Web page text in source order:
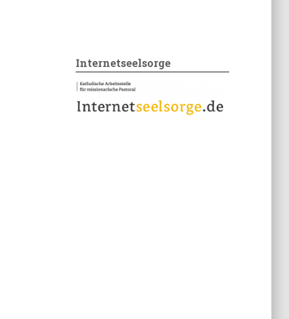
Internetseelsorge